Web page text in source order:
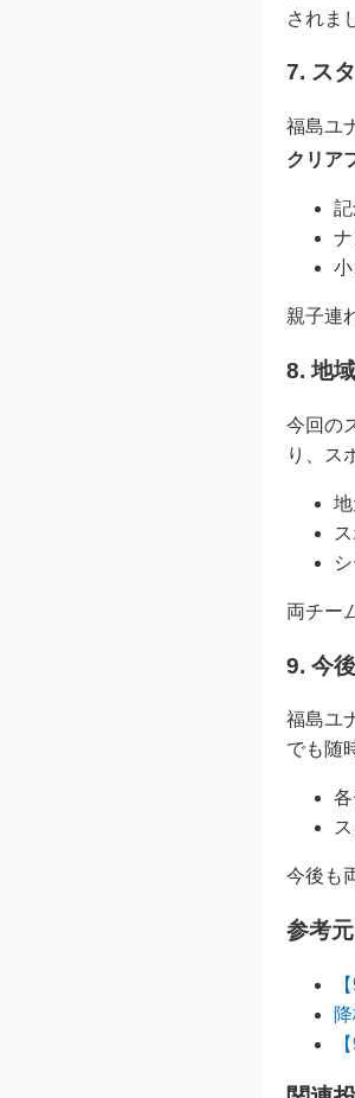
されま
7. ス
福島ユ
クリア
親子連
8. 地
今回の
り、ス
両チー
9. 今
福島ユ
でも随
今後も
参考元